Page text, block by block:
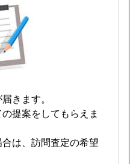
きます。
提案をしてもらえま
は、訪問査定の希望